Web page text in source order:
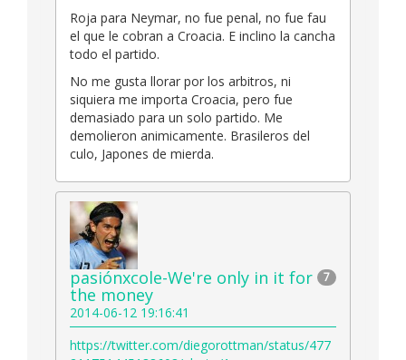
Roja para Neymar, no fue penal, no fue fau
el que le cobran a Croacia. E inclino la cancha
todo el partido.
No me gusta llorar por los arbitros, ni
siquiera me importa Croacia, pero fue
demasiado para un solo partido. Me
demolieron animicamente. Brasileros del
culo, Japones de mierda.
7
pasiónxcole-We're only in it for
the money
2014-06-12 19:16:41
https://twitter.com/diegorottman/status/477